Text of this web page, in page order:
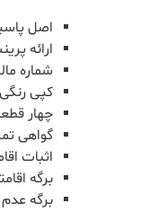
اصل
ارائه
شماره
کپی رنگی
چهار
گواهی
اثبات
برگه
برگه